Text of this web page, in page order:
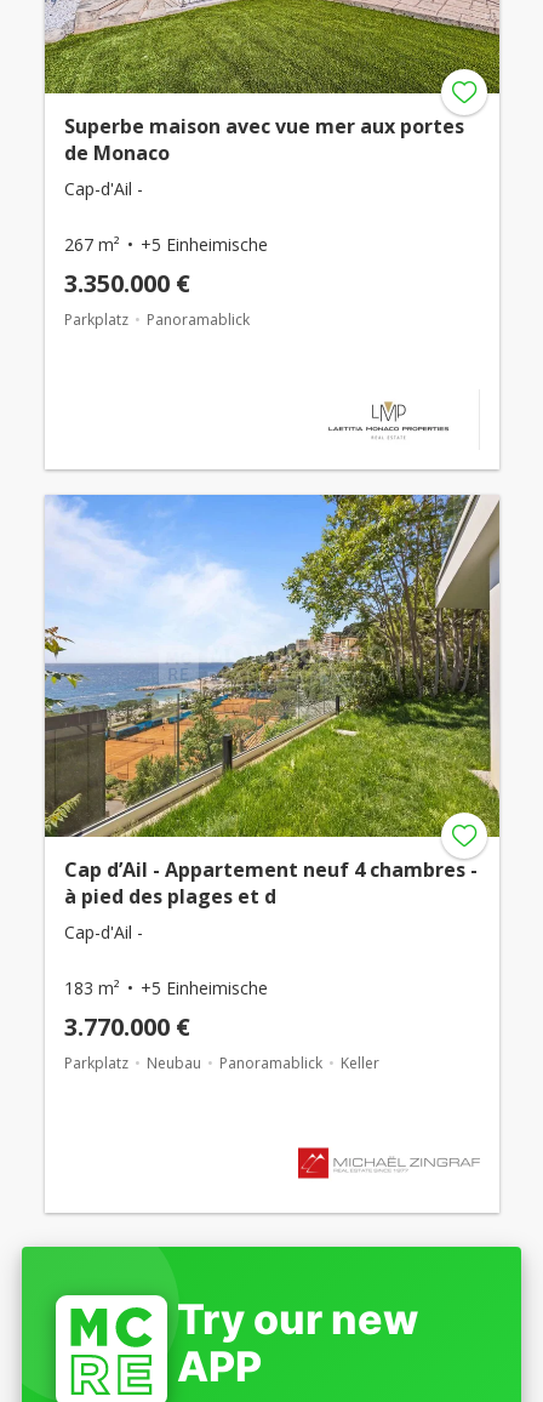
Superbe maison avec vue mer aux portes
de Monaco
Cap-d'Ail -
267 m² +5 Einheimische
3.350.000 €
Parkplatz Panoramablick
Cap d’Ail - Appartement neuf 4 chambres -
à pied des plages et d
Cap-d'Ail -
183 m² +5 Einheimische
3.770.000 €
Parkplatz Neubau Panoramablick Keller
Try our new
APP